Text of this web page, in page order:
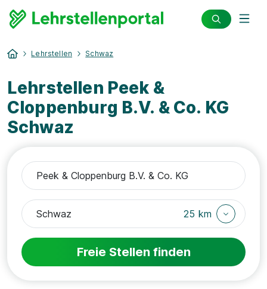
Lehrstellen Schwaz
Lehrstellen Peek &
Cloppenburg B.V. & Co. KG
Schwaz
25 km
Freie Stellen finden